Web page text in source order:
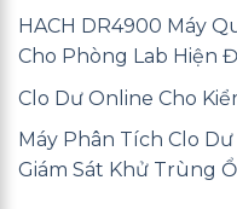
HACH DR4900 Máy
Cho Phòng Lab Hiện
Clo Dư Online Cho
Máy Phân Tích Clo Dư
Giám Sát Khử Trùng